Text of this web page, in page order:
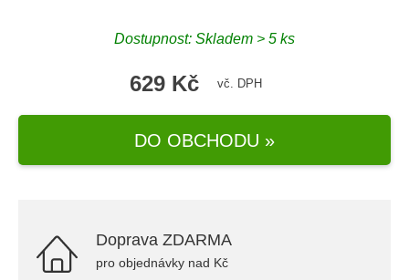
Dostupnost: Skladem > 5 ks
629 Kč vč. DPH
DO OBCHODU »
Doprava ZDARMA
pro objednávky nad Kč